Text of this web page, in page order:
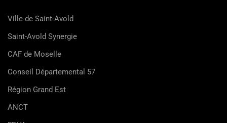
Ville de Saint-Avold
Saint-Avold Synergie
CAF de Moselle
Conseil Départemental 57
Région Grand Est
ANCT